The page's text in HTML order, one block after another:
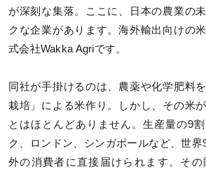
が深刻な集落。ここに、日本の農業の
クな企業があります。海外輸出向けの
式会社Wakka Agriです。
同社が手掛けるのは、農薬や化学肥料
栽培」による米作り。しかし、その米
とはほとんどありません。生産量の9
ク、ロンドン、シンガポールなど、世
外の消費者に直接届けられます。そ